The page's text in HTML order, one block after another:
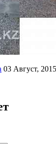
03 Август,